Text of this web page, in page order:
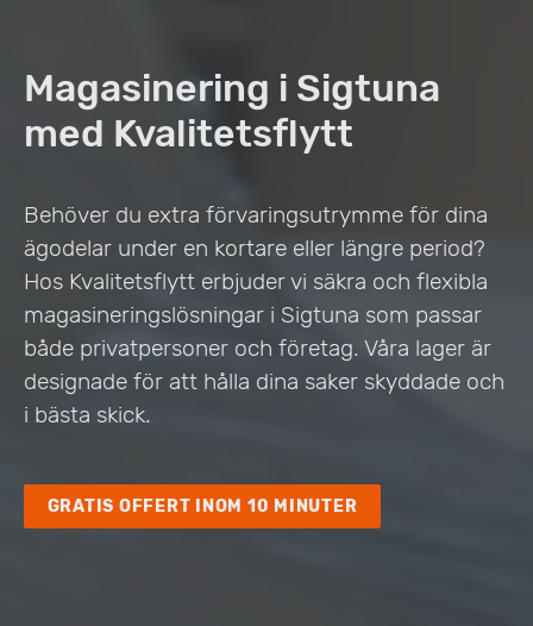
Magasinering i Sigtuna
med Kvalitetsflytt
Behöver du extra förvaringsutrymme för dina
ägodelar under en kortare eller längre period?
Hos Kvalitetsflytt erbjuder vi säkra och flexibla
magasineringslösningar i Sigtuna som passar
både privatpersoner och företag. Våra lager är
designade för att hålla dina saker skyddade och
i bästa skick.
GRATIS OFFERT INOM 10 MINUTER